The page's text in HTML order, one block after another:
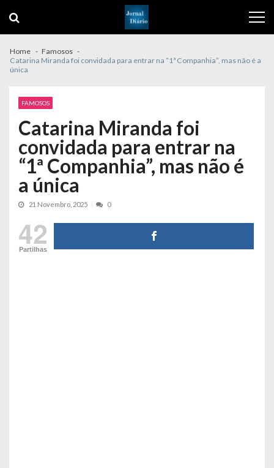
navigation
content
Home
Famosos
Catarina Miranda foi convidada para entrar na “1ª Companhia”, mas não é a
única
FAMOSOS
Catarina Miranda foi
convidada para entrar na
“1ª Companhia”, mas não é
a única
21 Novembro, 2025 0
42
Partilhas